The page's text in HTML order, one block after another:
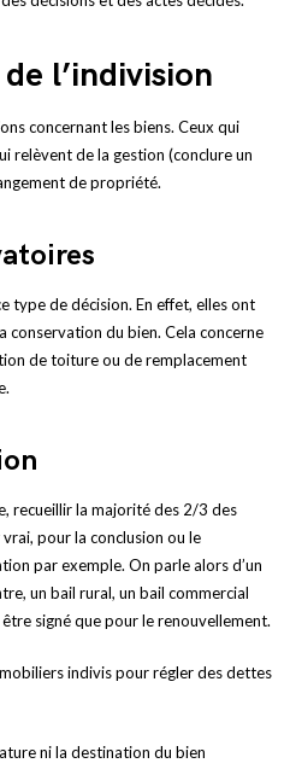
l’indivision
concernant les biens. Ceux qui
relèvent de la gestion (conclure un
de propriété.
type de décision. En effet, elles ont
conservation du bien. Cela concerne
de toiture ou de remplacement
recueillir la majorité des 2/3 des
pour la conclusion ou le
par exemple. On parle alors d’un
un bail rural, un bail commercial
signé que pour le renouvellement.
indivis pour régler des dettes
ni la destination du bien